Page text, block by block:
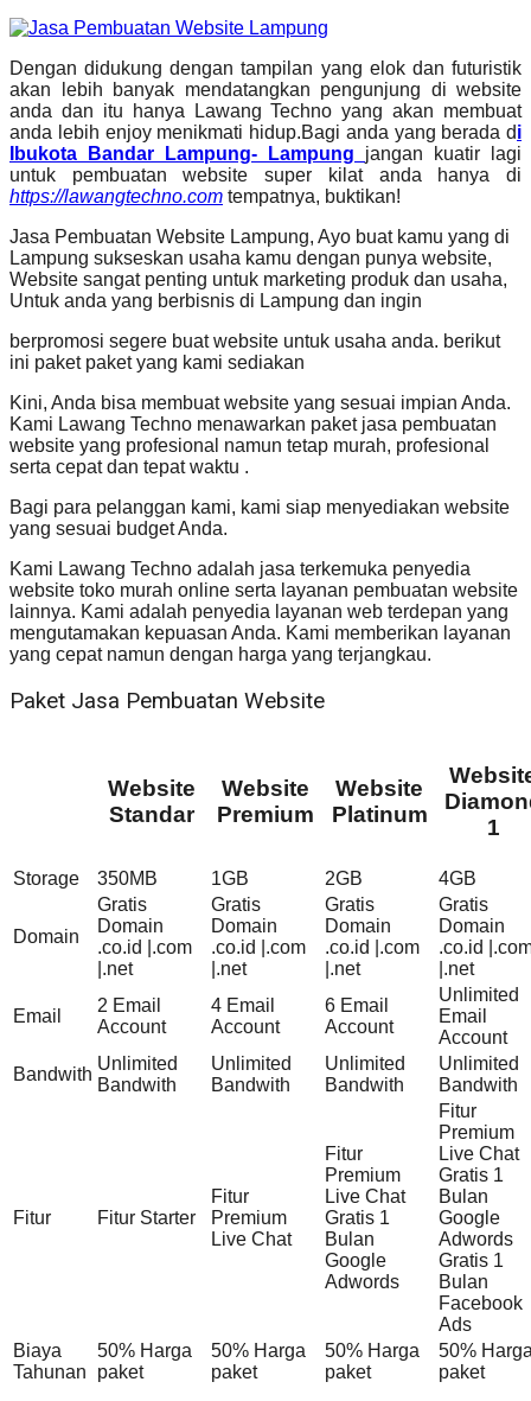
Dengan didukung dengan tampilan yang elok dan futuristik
akan lebih banyak mendatangkan pengunjung di website
anda dan itu hanya Lawang Techno yang akan membuat
anda lebih enjoy menikmati hidup.Bagi anda yang berada di
Ibukota Bandar Lampung- Lampung
jangan kuatir lagi
untuk pembuatan website super kilat anda hanya di
https://lawangtechno.com tempatnya, buktikan!
Jasa Pembuatan Website Lampung, Ayo buat kamu yang di
Lampung sukseskan usaha kamu dengan punya website,
Website sangat penting untuk marketing produk dan usaha,
Untuk anda yang berbisnis di Lampung dan ingin
berpromosi segere buat website untuk usaha anda. berikut
ini paket paket yang kami sediakan
Kini, Anda bisa membuat website yang sesuai impian Anda.
Kami Lawang Techno menawarkan paket jasa pembuatan
website yang profesional namun tetap murah, profesional
serta cepat dan tepat waktu .
Bagi para pelanggan kami, kami siap menyediakan website
yang sesuai budget Anda.
Kami Lawang Techno adalah jasa terkemuka penyedia
website toko murah online serta layanan pembuatan website
lainnya. Kami adalah penyedia layanan web terdepan yang
mengutamakan kepuasan Anda. Kami memberikan layanan
yang cepat namun dengan harga yang terjangkau.
Paket Jasa Pembuatan Website
Website
Standar
Website
Premium
Website
Platinum
1
Storage 350MB 1GB 2GB 4GB
Domain
Gratis
Domain
.co.id |.com
|.net
Gratis
Domain
.co.id |.com
|.net
Gratis
Domain
.co.id |.com
|.net
Gratis
Domain
.co.id
|.net
Email
2 Email
Account
4 Email
Account
6 Email
Account
Unlimited
Email
Account
Bandwith
Unlimited
Bandwith
Unlimited
Bandwith
Unlimited
Bandwith
Unlimited
Bandwith
Fitur Fitur Starter
Fitur
Premium
Live Chat
Fitur
Premium
Live Chat
Gratis 1
Bulan
Google
Adwords
Fitur
Premium
Live Chat
Gratis 1
Bulan
Google
Adwords
Gratis 1
Bulan
Facebook
Ads
Biaya
Tahunan
50% Harga
paket
50% Harga
paket
50% Harga
paket
50%
paket